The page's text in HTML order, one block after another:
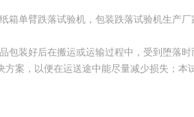
箱单臂跌落试验机，包装跌落试验机生产厂
包装好后在搬运或运输过程中，受到堕落
方案，以便在运送途中能尽量减少损失；本